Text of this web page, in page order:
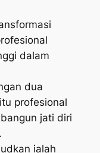
dalam
dua
profesional
jati diri
ialah